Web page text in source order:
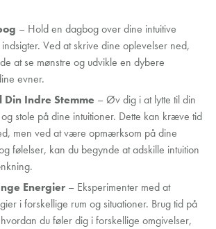
– Hold en dagbog over dine intuitive
Ved at skrive dine oplevelser ned,
at se mønstre og udvikle en dybere
evner.
Din Indre Stemme – Øv dig i at lytte til din
stole på dine intuitioner. Dette kan kræve tid
men ved at være opmærksom på dine
følelser, kan du begynde at adskille intuition
Energier – Eksperimenter med at
i forskellige rum og situationer. Brug tid på
du føler dig i forskellige omgivelser,